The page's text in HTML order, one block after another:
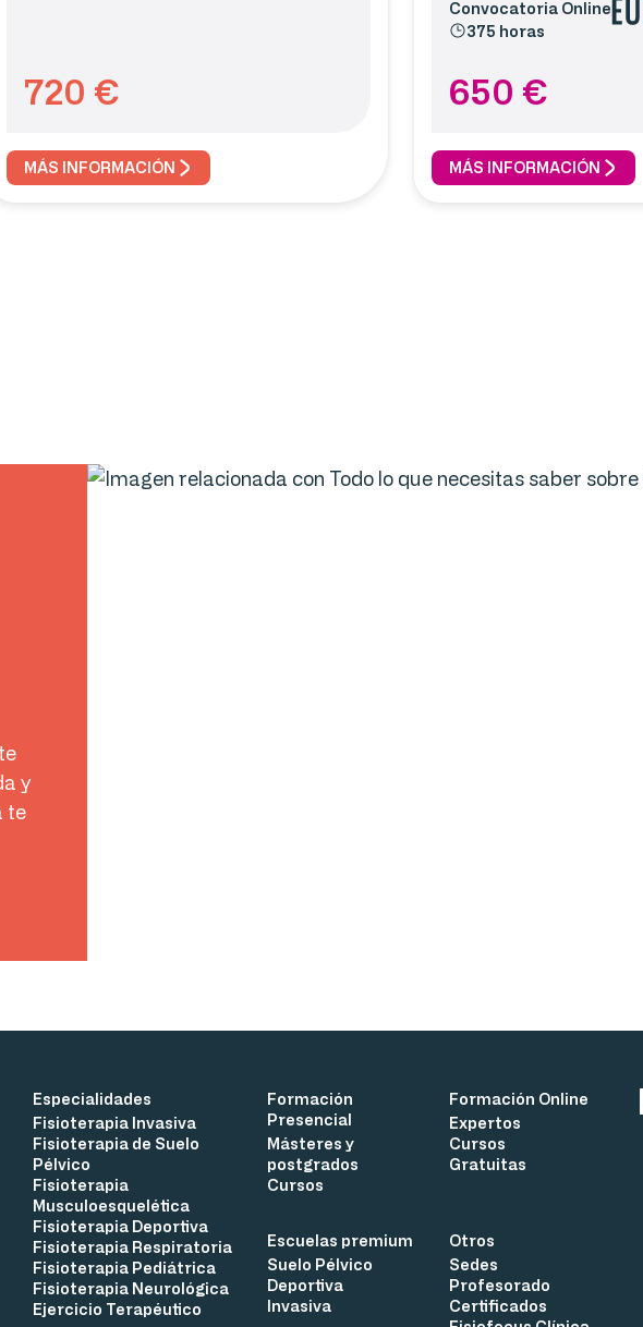
720 €
MÁS INFORMACIÓN
Convocatoria Online
375 horas
650 €
MÁS INFORMACIÓN
y
te
Especialidades
Fisioterapia Invasiva
Fisioterapia de Suelo
Pélvico
Fisioterapia
Musculoesquelética
Fisioterapia Deportiva
Fisioterapia Respiratoria
Fisioterapia Pediátrica
Fisioterapia Neurológica
Ejercicio Terapéutico
Formación
Presencial
Másteres y
postgrados
Cursos
Formación Online
Expertos
Cursos
Gratuitas
Escuelas premium
Suelo Pélvico
Deportiva
Invasiva
Otros
Sedes
Profesorado
Certificados